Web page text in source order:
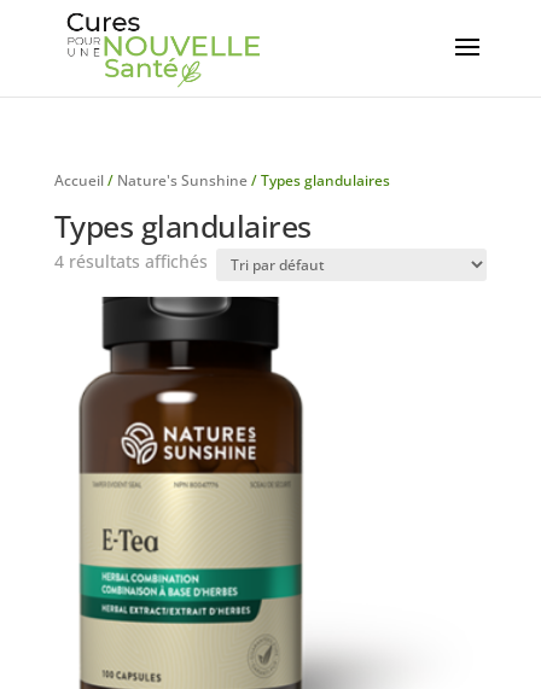
Accueil/ Nature's Sunshine/ Types glandulaires
Types glandulaires
4 résultats affichés